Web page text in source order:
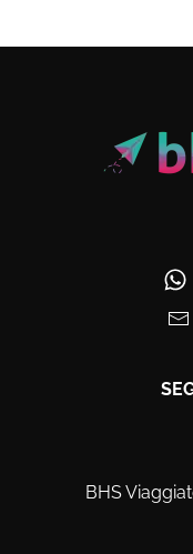
BHS